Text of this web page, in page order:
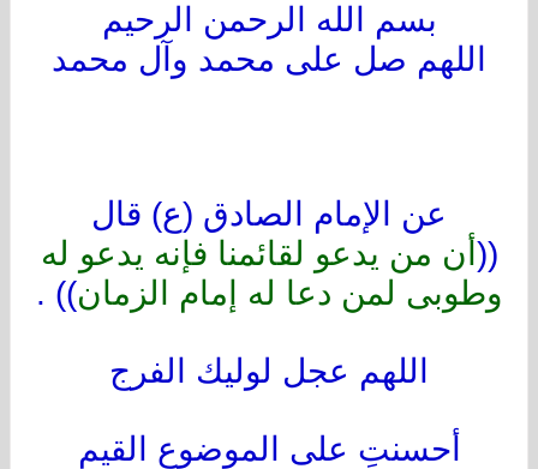
بسم الله الرحمن الرحيم
اللهم صل على محمد وآل محمد
عن الإمام الصادق (ع) قال
(( أن من يدعو لقائمنا فإنه يدعو له
وطوبى لمن دعا له إمام الزمان)) .
اللهم عجل لوليك الفرج
أحسنتِ على الموضوع القيم